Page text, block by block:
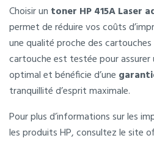
Choisir un toner HP 415A Laser
permet de réduire vos coûts
une qualité proche des cartouches
cartouche est testée pour
optimal et bénéficie d’une
tranquillité d’esprit maximale.
Pour plus d’informations sur les
les produits HP, consultez le site